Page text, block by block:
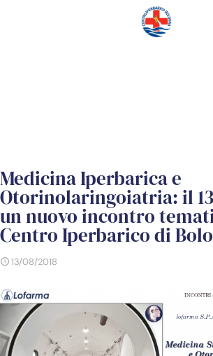
Medicina Iperbarica e
Otorinolaringoiatria: il
un nuovo incontro
Centro Iperbarico di
13/08/2018